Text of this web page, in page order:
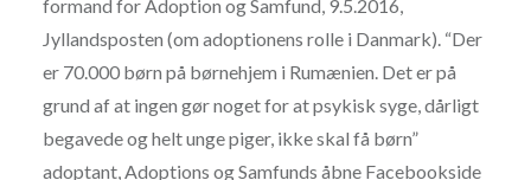
formand for Adoption og Samfund, 9.5.2016,
Jyllandsposten (om adoptionens rolle i Danmark). “Der
er 70.000 børn på børnehjem i Rumænien. Det er på
grund af at ingen gør noget for at psykisk syge, dårligt
begavede og helt unge piger, ikke skal få børn”
adoptant, Adoptions og Samfunds åbne Facebookside